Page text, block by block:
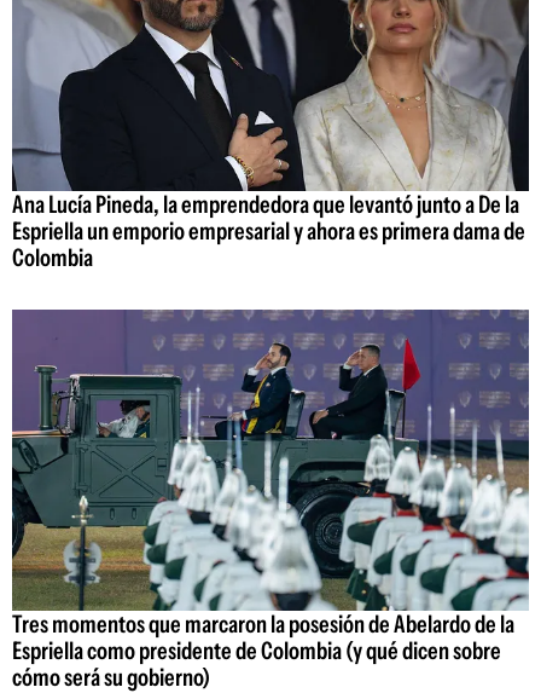
Ana Lucía Pineda, la emprendedora que levantó junto a De la
Espriella un emporio empresarial y ahora es primera dama de
Colombia
Tres momentos que marcaron la posesión de Abelardo de la
Espriella como presidente de Colombia (y qué dicen sobre
cómo será su gobierno)